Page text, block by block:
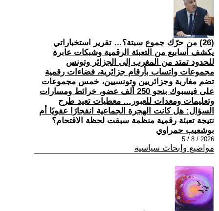
(26) من حرّك جموع سبتة؟… تقرير استخباراتي
يكشف أسابيع من التعبئة الرقمية وشبكات عابرة
للحدود تمتد من المغرب إلى الجزائر وتونس
مجموعات واتساب بأرقام جزائرية، فضاءات رقمية
تضم مغاربة وجزائريين وتونسيين، خمس مجموعات
على فيسبوك بنحو 250 ألف عضو، خرائط ومسارات
وتعليمات ومعدات للعبور… معطيات تعيد طرح
السؤال: هل كانت الهجرة الجماعية انفجارًا عفويًا أم
نتيجة تعبئة رقمية منظمة سبقت لحظة الاقتحام؟
بوشعيب حمراوي
2026 / 8 / 5
مواضيع وابحاث سياسية